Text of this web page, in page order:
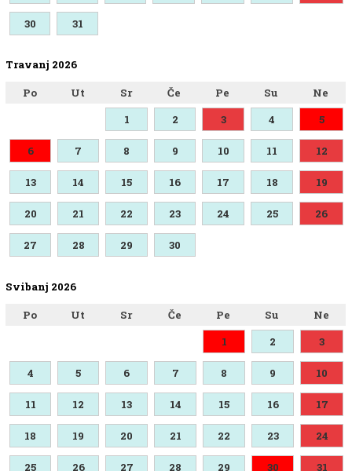
30 31
Travanj 2026
Po Ut Sr Če Pe Su
Ne
1
2 3 4 5
6 7 8 9 10 11 12
13 14 15 16 17 18 19
20 21 22 23 24 25 26
27 28 29 30
Svibanj 2026
Po Ut Sr Če Pe Su
Ne
1
2 3
4 5 6 7 8 9 10
11 12 13 14 15 16 17
18 19 20 21 22 23 24
25 26 27 28 29 30 31